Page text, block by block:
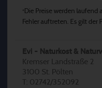
* Die Preise werden
Fehler auftreten. Es gilt der
Evi - Naturkost &
Kremser Landstraße 2
3100 St. Pölten
T: 02742/352092